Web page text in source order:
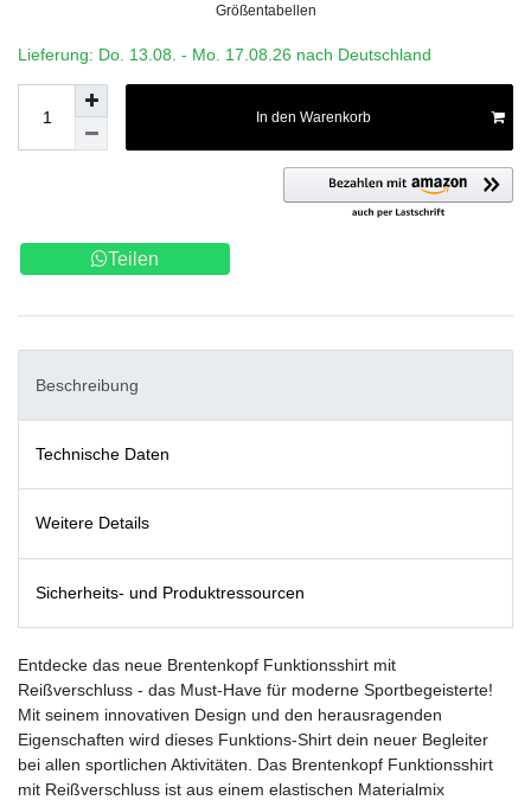
Größentabellen
Lieferung: Do. 13.08. - Mo. 17.08.26 nach Deutschland
In den Warenkorb
Teilen
Beschreibung
Technische Daten
Weitere Details
Sicherheits- und Produktressourcen
Entdecke das neue Brentenkopf Funktionsshirt mit
Reißverschluss - das Must-Have für moderne Sportbegeisterte!
Mit seinem innovativen Design und den herausragenden
Eigenschaften wird dieses Funktions-Shirt dein neuer Begleiter
bei allen sportlichen Aktivitäten. Das Brentenkopf Funktionsshirt
mit Reißverschluss ist aus einem elastischen Materialmix